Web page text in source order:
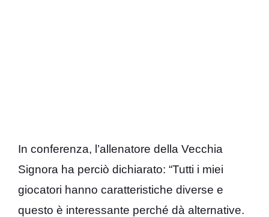
In conferenza, l’allenatore della Vecchia
Signora ha perciò dichiarato: “Tutti i miei
giocatori hanno caratteristiche diverse e
questo è interessante perché dà alternative.